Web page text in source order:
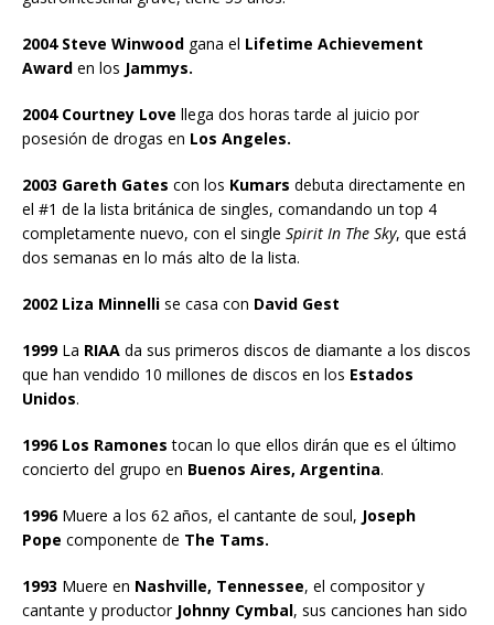
2004 Steve Winwood gana el Lifetime Achievement
Award en los Jammys.
2004 Courtney Love llega dos horas tarde al juicio por
posesión de drogas en Los Angeles.
2003 Gareth Gates con los Kumars debuta directamente en
el #1 de la lista británica de singles, comandando un top 4
completamente nuevo, con el single Spirit In The Sky, que está
dos semanas en lo más alto de la lista.
2002 Liza Minnelli se casa con David Gest
1999La RIAA da sus primeros discos de diamante a los discos
que han vendido 10 millones de discos en los Estados
Unidos.
1996 Los Ramones tocan lo que ellos dirán que es el último
concierto del grupo en Buenos Aires, Argentina.
1996Muere a los 62 años, el cantante de soul, Joseph
Pope componente de The Tams.
1993 Muere en Nashville, Tennessee, el compositor y
cantante y productor Johnny Cymbal, sus canciones han sido